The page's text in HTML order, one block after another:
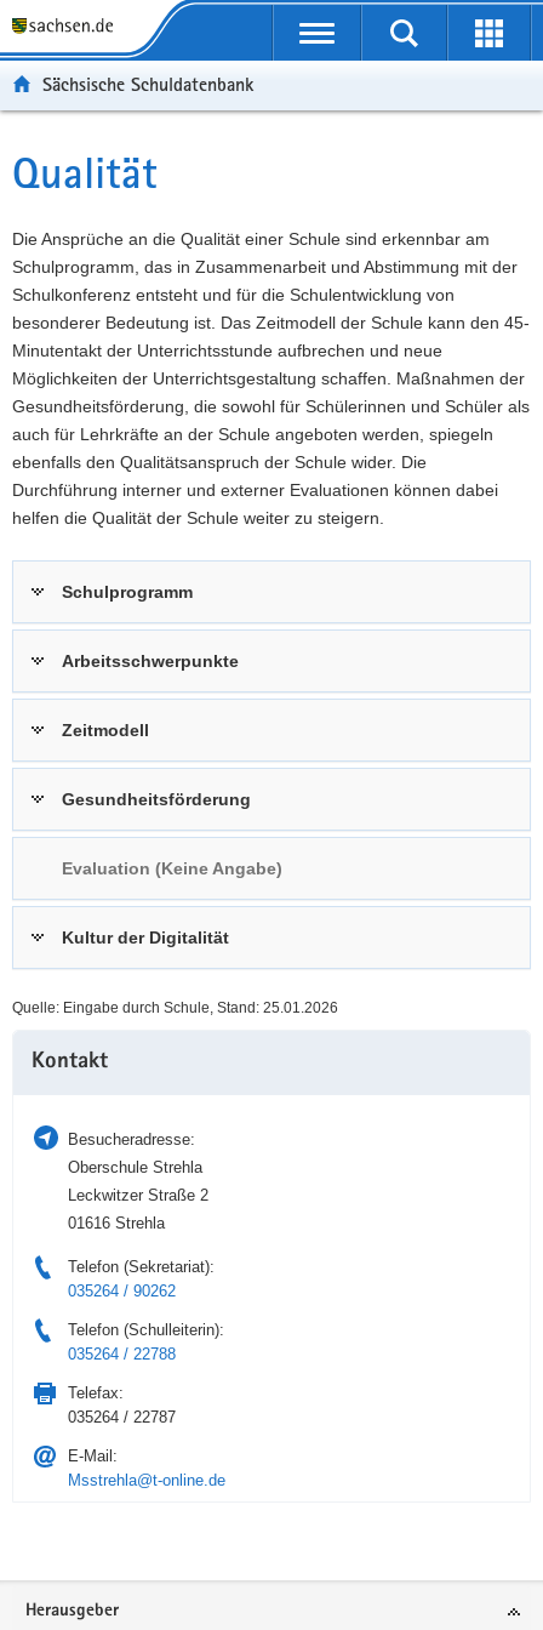
t
ü
e
r
g
r
e
i
f
e
n
d
e
i
g
o
n
r
l
a
v
i
g
a
t
i
o
n
a
t
n
h
a
l
t
W
t
r
e
I
n
f
o
r
m
a
t
i
r
i
c
e
Portalübergreifende
Suche
Sächsische Schuldatenbank
Hauptinhalt
Qualität
Die Ansprüche an die Qualität einer Schule sind erkennbar am
Schulprogramm, das in Zusammenarbeit und Abstimmung mit der
Schulkonferenz entsteht und für die Schulentwicklung von
besonderer Bedeutung ist. Das Zeitmodell der Schule kann den 45-
Minutentakt der Unterrichtsstunde aufbrechen und neue
Möglichkeiten der Unterrichtsgestaltung schaffen. Maßnahmen der
Gesundheitsförderung, die sowohl für Schülerinnen und Schüler als
auch für Lehrkräfte an der Schule angeboten werden, spiegeln
ebenfalls den Qualitätsanspruch der Schule wider. Die
Durchführung interner und externer Evaluationen können dabei
helfen die Qualität der Schule weiter zu steigern.
Schulprogramm
Arbeitsschwerpunkte
Zeitmodell
Gesundheitsförderung
Evaluation (Keine Angabe)
Kultur der Digitalität
Quelle: Eingabe durch Schule, Stand: 25.01.2026
Information
Kontakt
Besucheradresse:
Oberschule Strehla
Leckwitzer Straße 2
01616 Strehla
Telefon (Sekretariat):
035264 / 90262
Telefon (Schulleiterin):
035264 / 22788
Telefax:
035264 / 22787
E-Mail:
Msstrehla@t-online.de
Service
Herausgeber